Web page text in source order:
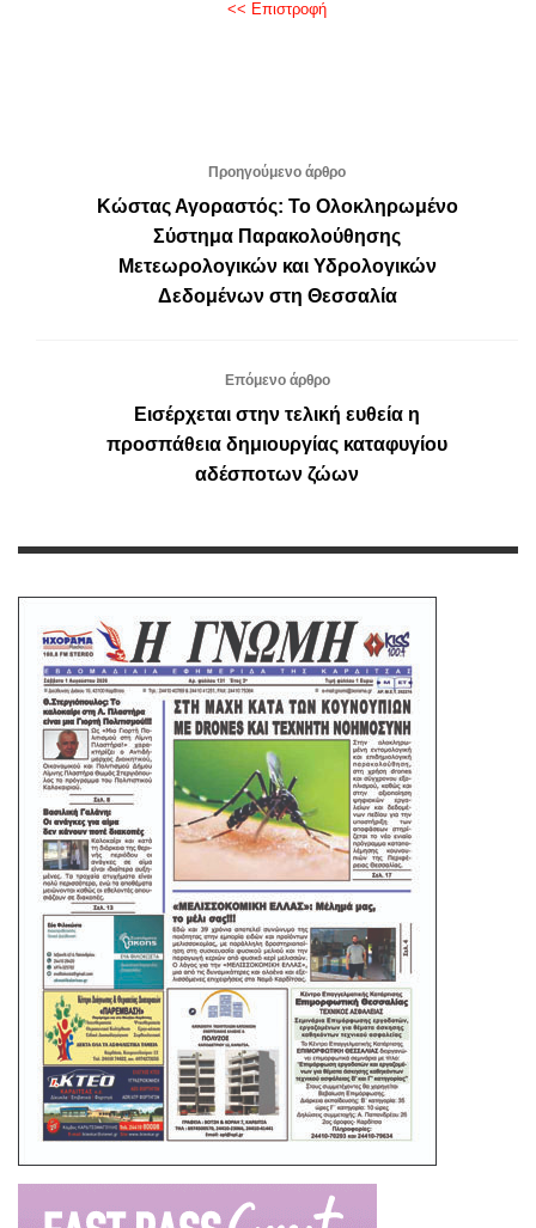
<< Επιστροφή
Προηγούμενο άρθρο
Κώστας Αγοραστός: Το Ολοκληρωμένο
Σύστημα Παρακολούθησης
Μετεωρολογικών και Υδρολογικών
Δεδομένων στη Θεσσαλία
Επόμενο άρθρο
Εισέρχεται στην τελική ευθεία η
προσπάθεια δημιουργίας καταφυγίου
αδέσποτων ζώων